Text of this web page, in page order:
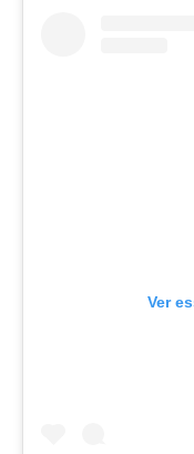
Ver